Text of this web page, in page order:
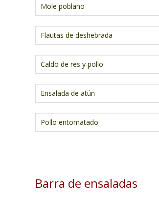
Mole poblano
Flautas de deshebrada
Caldo de res y pollo
Ensalada de atún
Pollo entomatado
Barra de ensaladas